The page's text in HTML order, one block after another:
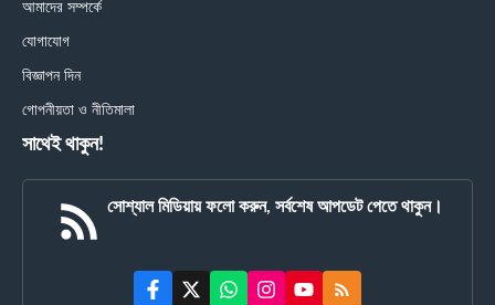
আমাদের সম্পর্কে
যোগাযোগ
বিজ্ঞাপন দিন
গোপনীয়তা ও নীতিমালা
সাথেই থাকুন!
সোশ্যাল মিডিয়ায় ফলো করুন, সর্বশেষ আপডেট পেতে থাকুন।